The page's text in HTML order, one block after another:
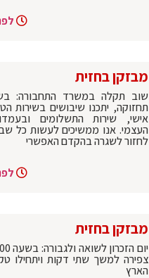
לפני 3
מבזקן בחזית
שוב תקלה במשרד התחבורה:
תחזוקה, יתכנו שיבושים בשירות
אישי, שירות התשלומים
העצמי. אנו ממשיכים לעשות כל
לחזור לשגרה בהקדם האפשרי
לפני 3
מבזקן בחזית
צפירה למשך שתי דקות ויתחילו
הארץ